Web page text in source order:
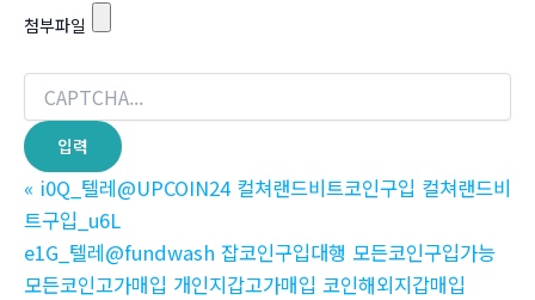
첨부파일
« i0Q_텔레@UPCOIN24 컬쳐랜드비트코인구입 컬쳐랜드비
트구입_u6L
e1G_텔레@fundwash 잡코인구입대행 모든코인구입가능
모든코인고가매입 개인지갑고가매입 코인해외지갑매입